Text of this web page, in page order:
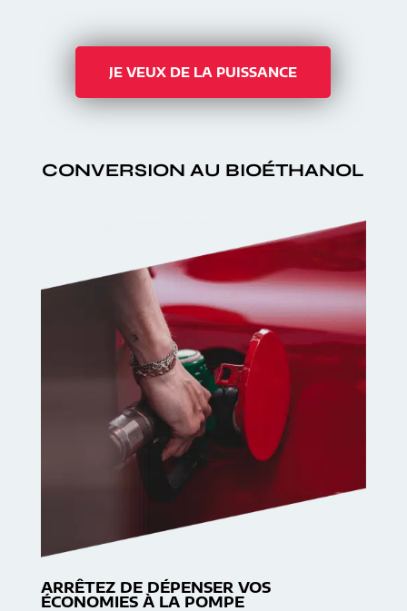
JE VEUX DE LA PUISSANCE
CONVERSION AU BIOÉTHANOL
ARRÊTEZ DE DÉPENSER VOS
ÉCONOMIES À LA POMPE